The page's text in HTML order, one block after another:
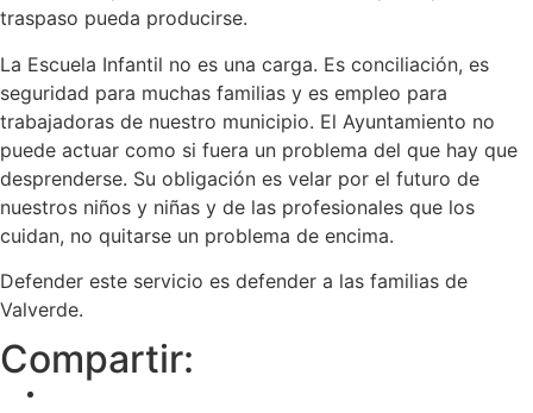
traspaso pueda producirse.
La Escuela Infantil no es una carga. Es conciliación, es
seguridad para muchas familias y es empleo para
trabajadoras de nuestro municipio. El Ayuntamiento no
puede actuar como si fuera un problema del que hay que
desprenderse. Su obligación es velar por el futuro de
nuestros niños y niñas y de las profesionales que los
cuidan, no quitarse un problema de encima.
Defender este servicio es defender a las familias de
Valverde.
Compartir: